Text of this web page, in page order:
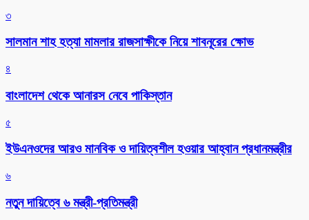
৩
সালমান শাহ হত্যা মামলার রাজসাক্ষীকে নিয়ে শাবনূরের ক্ষোভ
৪
বাংলাদেশ থেকে আনারস নেবে পাকিস্তান
৫
ইউএনওদের আরও মানবিক ও দায়িত্বশীল হওয়ার আহ্বান প্রধানমন্ত্রীর
৬
নতুন দায়িত্বে ৬ মন্ত্রী-প্রতিমন্ত্রী